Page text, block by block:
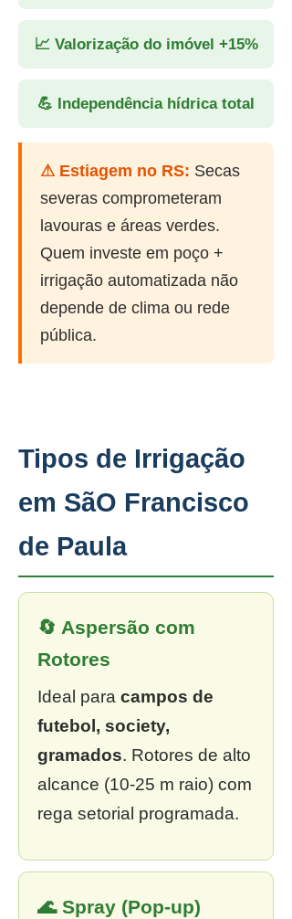
📈 Valorização do imóvel +15%
💪 Independência hídrica total
⚠ Estiagem no RS: Secas
severas comprometeram
lavouras e áreas verdes.
Quem investe em poço +
irrigação automatizada não
depende de clima ou rede
pública.
Tipos de Irrigação
em SãO Francisco
de Paula
🔄 Aspersão com
Rotores
Ideal para campos de
futebol, society,
gramados. Rotores de alto
alcance (10-25 m raio) com
rega setorial programada.
🌊 Spray (Pop-up)